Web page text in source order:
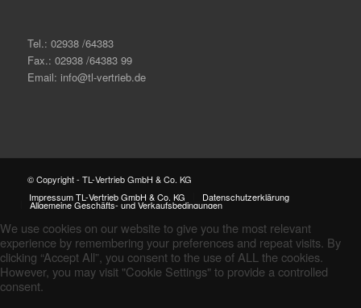
Tel.: 02938 /64383
Fax.: 02938 /64383 99
Email: info@tl-vertrieb.de
© Copyright - TL-Vertrieb GmbH & Co. KG
Impressum TL-Vertrieb GmbH & Co. KG
Datenschutzerklärung
Allgemeine Geschäfts- und Verkaufsbedingungen
We use cookies on our website to give you the most relevant
experience by remembering your preferences and repeat visits. By
clicking “Accept All”, you consent to the use of ALL the cookies.
However, you may visit "Cookie Settings" to provide a controlled
consent.